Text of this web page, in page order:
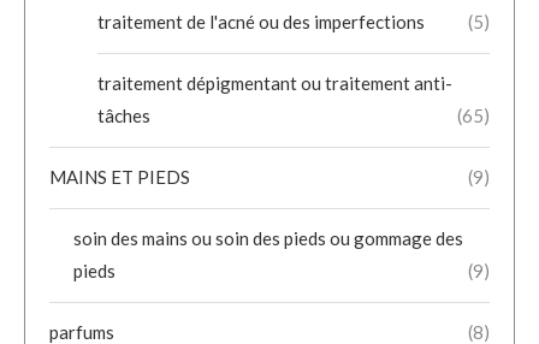
traitement de l'acné ou des imperfections (5)
traitement dépigmentant ou traitement anti-
tâches
(65)
MAINS ET PIEDS (9)
soin des mains ou soin des pieds ou gommage des
pieds
(9)
parfums (8)